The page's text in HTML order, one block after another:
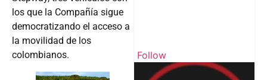
los que la Compañía sigue
democratizando el acceso a
la movilidad de los
colombianos.
Follow